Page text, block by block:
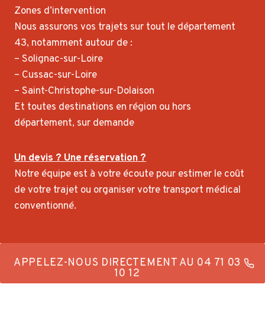
Zones d’intervention
Nous assurons vos trajets sur tout le département
43, notamment autour de :
– Solignac-sur-Loire
– Cussac-sur-Loire
– Saint-Christophe-sur-Dolaison
Et toutes destinations en région ou hors
département, sur demande
Un devis ? Une réservation ?
Notre équipe est à votre écoute pour estimer le coût
de votre trajet ou organiser votre transport médical
conventionné.
APPELEZ-NOUS DIRECTEMENT AU 04 71 03
10 12